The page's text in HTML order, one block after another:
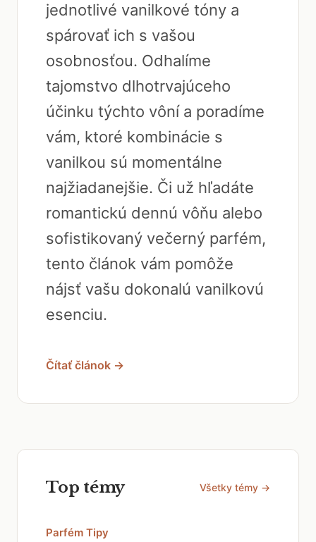
jednotlivé vanilkové tóny a
spárovať ich s vašou
osobnosťou. Odhalíme
tajomstvo dlhotrvajúceho
účinku týchto vôní a poradíme
vám, ktoré kombinácie s
vanilkou sú momentálne
najžiadanejšie. Či už hľadáte
romantickú dennú vôňu alebo
sofistikovaný večerný parfém,
tento článok vám pomôže
nájsť vašu dokonalú vanilkovú
esenciu.
Čítať článok →
Top témy Všetky témy →
Parfém Tipy